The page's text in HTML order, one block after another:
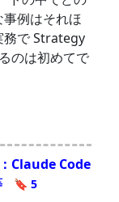
例はそれほ
務で Strategy
のは初めてで
Claude Code
🔖 5